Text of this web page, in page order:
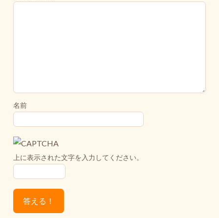
名前
上に表示された文字を入力してください。